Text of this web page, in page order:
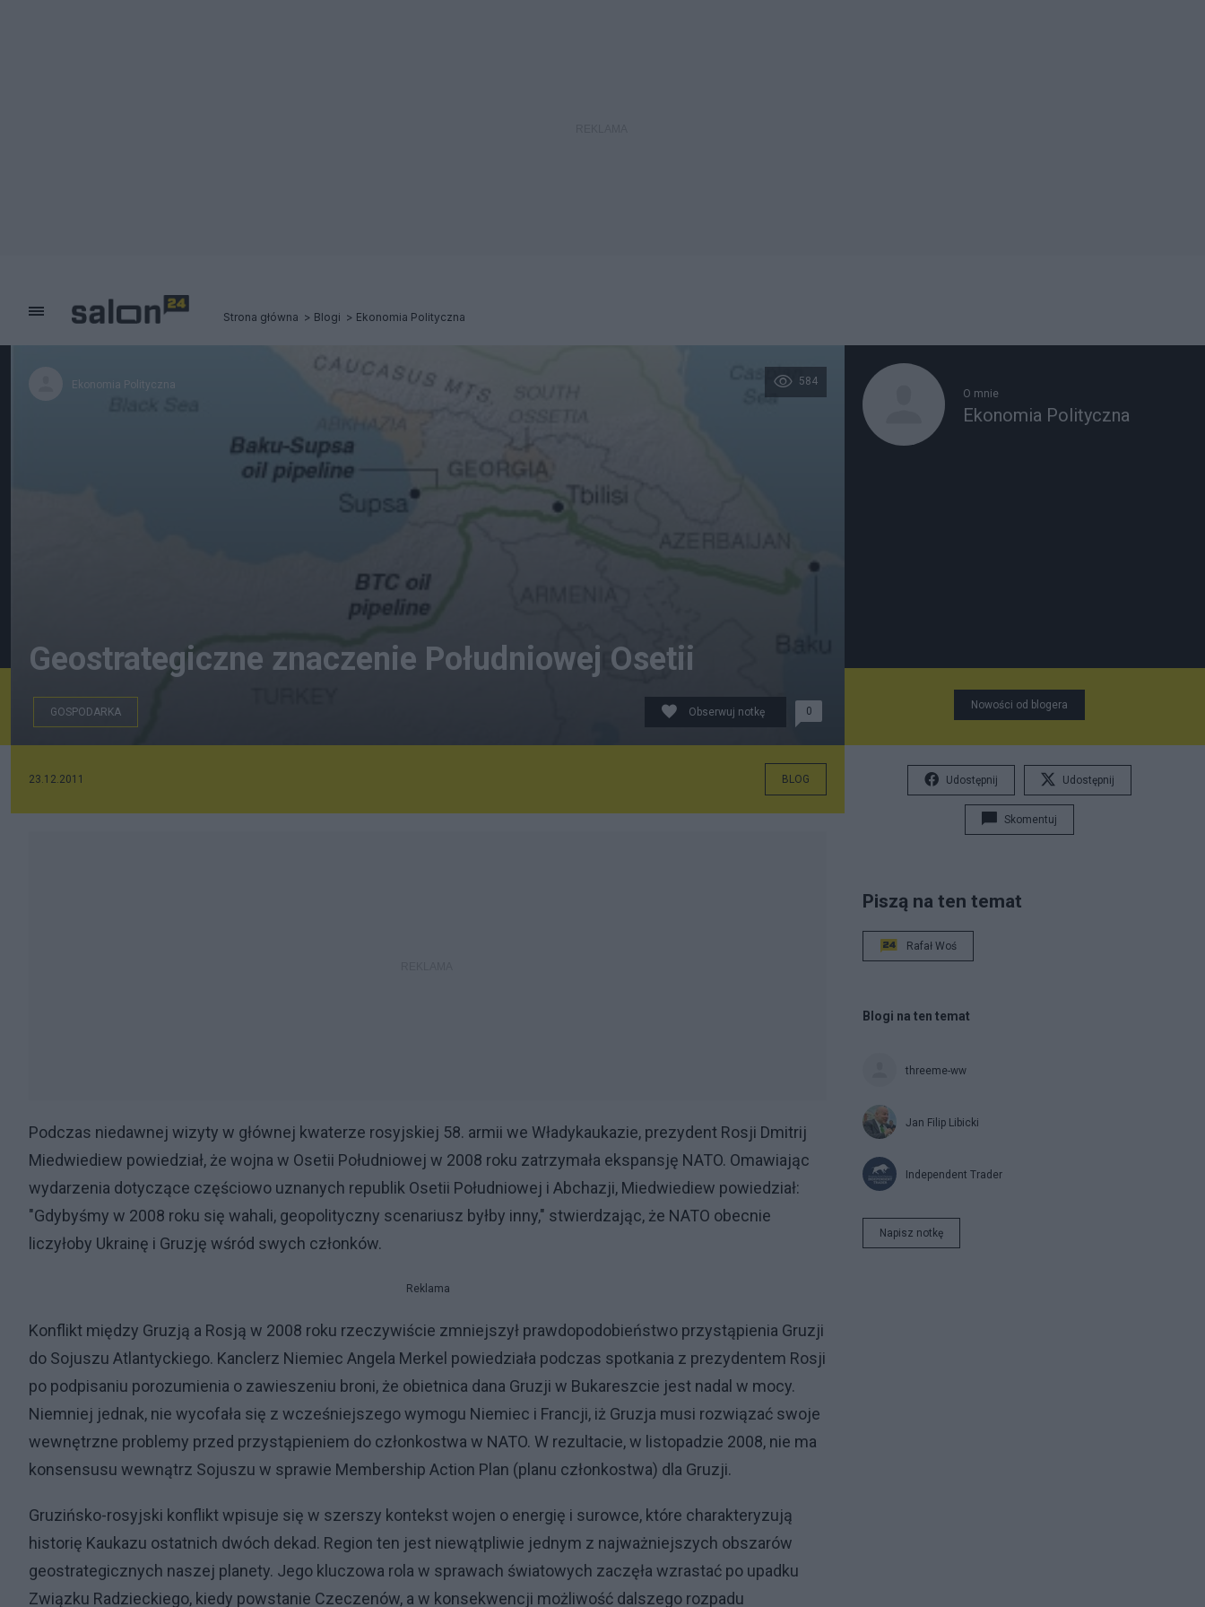
Strona główna Blogi Ekonomia Polityczna
Ekonomia Polityczna 584
Geostrategiczne znaczenie Południowej Osetii
GOSPODARKA Obserwuj notkę 0
23.12.2011 BLOG
Podczas niedawnej wizyty w głównej kwaterze rosyjskiej 58. armii we Władykaukazie, prezydent Rosji Dmitrij
Miedwiediew powiedział, że wojna w Osetii Południowej w 2008 roku zatrzymała ekspansję NATO. Omawiając
wydarzenia dotyczące częściowo uznanych republik Osetii Południowej i Abchazji, Miedwiediew powiedział:
"Gdybyśmy w 2008 roku się wahali, geopolityczny scenariusz byłby inny," stwierdzając, że NATO obecnie
liczyłoby Ukrainę i Gruzję wśród swych członków.
Reklama
Konflikt między Gruzją a Rosją w 2008 roku rzeczywiście zmniejszył prawdopodobieństwo przystąpienia Gruzji
do Sojuszu Atlantyckiego. Kanclerz Niemiec Angela Merkel powiedziała podczas spotkania z prezydentem Rosji
po podpisaniu porozumienia o zawieszeniu broni, że obietnica dana Gruzji w Bukareszcie jest nadal w mocy.
Niemniej jednak, nie wycofała się z wcześniejszego wymogu Niemiec i Francji, iż Gruzja musi rozwiązać swoje
wewnętrzne problemy przed przystąpieniem do członkostwa w NATO. W rezultacie, w listopadzie 2008, nie ma
konsensusu wewnątrz Sojuszu w sprawie Membership Action Plan (planu członkostwa) dla Gruzji.
Gruzińsko-rosyjski konflikt wpisuje się w szerszy kontekst wojen o energię i surowce, które charakteryzują
historię Kaukazu ostatnich dwóch dekad. Region ten jest niewątpliwie jednym z najważniejszych obszarów
geostrategicznych naszej planety. Jego kluczowa rola w sprawach światowych zaczęła wzrastać po upadku
Związku Radzieckiego, kiedy powstanie Czeczenów, a w konsekwencji możliwość dalszego rozpadu
O mnie
Ekonomia Polityczna
Nowości od blogera
Udostępnij Udostępnij
Skomentuj
Piszą na ten temat
Rafał Woś
Blogi na ten temat
threeme-ww
Jan Filip Libicki
Independent Trader
Napisz notkę